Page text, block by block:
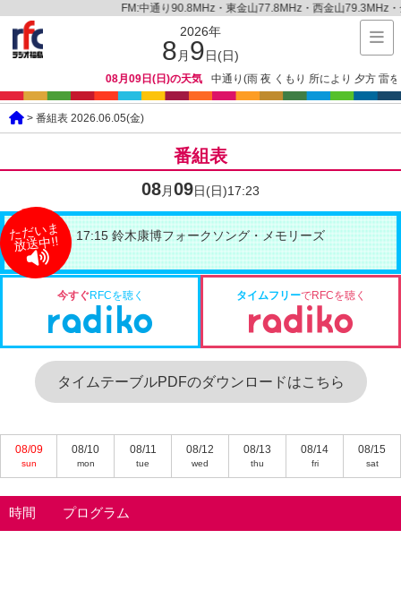
FM:中通り90.8MHz・東金山77.8MHz・西金山79.3MHz
2026年
8 月 9日(日)
08月09日(日)の天気 中通り(雨 夜 くもり 所により 夕方 雷を
> 番組表 2026.06.05(金)
番組表
08月09日(日)17:23
ただいま
放送中!! 17:15 鈴木康博フォークソング・メモリーズ
今すぐRFCを聴く タイムフリーでRFCを聴く
タイムテーブルPDFのダウンロードはこちら
08/09
sun
08/10
mon
08/11
tue
08/12
wed
08/13
thu
08/14
fri
08/15
sat
時間 プログラム